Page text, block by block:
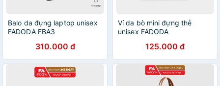
Balo da đựng laptop unisex
FADODA FBA3
310.000 đ
Ví da bò mini đựng thẻ
unisex FADODA
125.000 đ